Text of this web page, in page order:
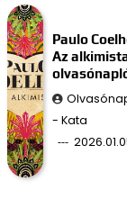
Paulo
Az
- Kata